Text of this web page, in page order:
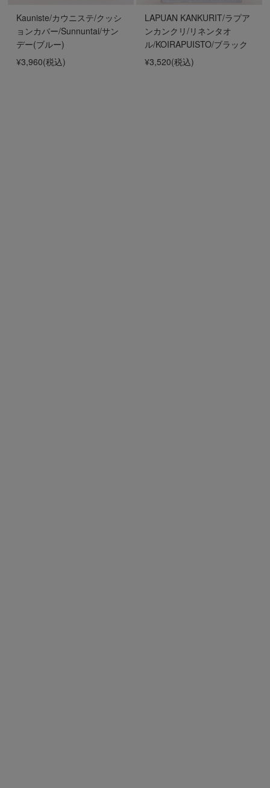
Kauniste/カウニステ/クッシ
ョンカバー/Sunnuntai/サン
デー(ブルー)
¥3,960(税込)
LAPUAN KANKURIT/ラプア
ンカンクリ/リネンタオ
ル/KOIRAPUISTO/ブラック
¥3,520(税込)